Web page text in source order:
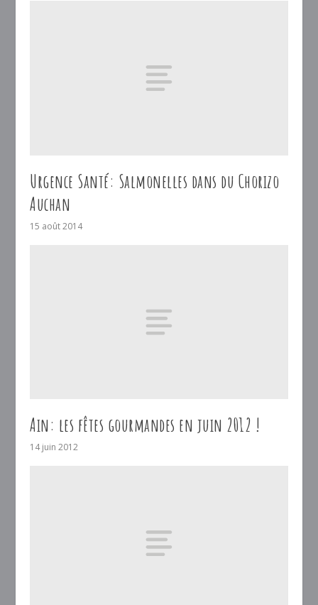
Urgence Santé: Salmonelles dans du Chorizo
Auchan
15 août 2014
Ain: les fêtes gourmandes en juin 2012 !
14 juin 2012